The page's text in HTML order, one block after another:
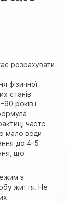
розрахувати
фізичної
станів
років і
часто
мало води
до 4–5
що
з
життя. Не